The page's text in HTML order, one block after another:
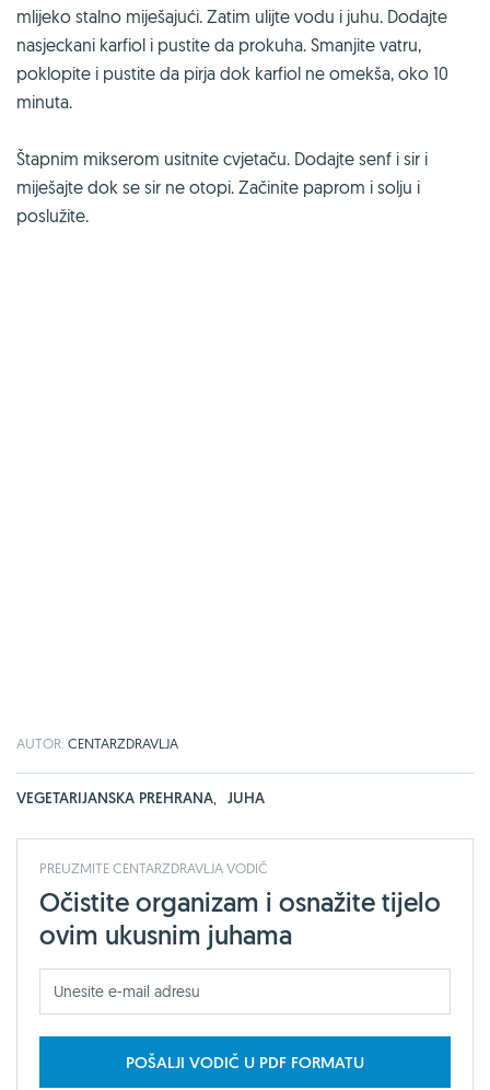
mlijeko stalno miješajući. Zatim ulijte vodu i juhu. Dodajte
nasjeckani karfiol i pustite da prokuha. Smanjite vatru,
poklopite i pustite da pirja dok karfiol ne omekša, oko 10
minuta.
Štapnim mikserom usitnite cvjetaču. Dodajte senf i sir i
miješajte dok se sir ne otopi. Začinite paprom i solju i
poslužite.
AUTOR: CENTARZDRAVLJA
VEGETARIJANSKA PREHRANA, JUHA
PREUZMITE CENTARZDRAVLJA VODIČ
Očistite organizam i osnažite tijelo
ovim ukusnim juhama
POŠALJI VODIČ U PDF FORMATU